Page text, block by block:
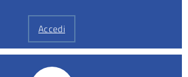
Accedi